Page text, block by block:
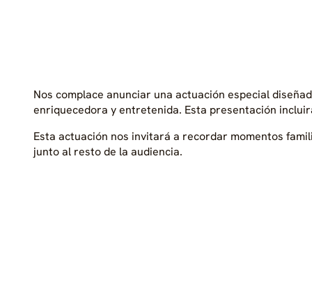
Nos complace anunciar una actuación especial
enriquecedora y entretenida. Esta presentación
Esta actuación nos invitará a recordar momentos
junto al resto de la audiencia.